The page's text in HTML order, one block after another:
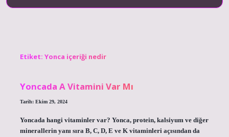
Etiket: Yonca içeriği nedir
Yoncada A Vitamini Var Mı
Tarih: Ekim 29, 2024
Yoncada hangi vitaminler var? Yonca, protein, kalsiyum ve diğer
minerallerin yanı sıra B, C, D, E ve K vitaminleri açısından da